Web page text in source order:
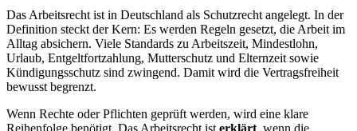
Das Arbeitsrecht ist in Deutschland als Schutzrecht angelegt. In der
Definition steckt der Kern: Es werden Regeln gesetzt, die Arbeit im
Alltag absichern. Viele Standards zu Arbeitszeit, Mindestlohn,
Urlaub, Entgeltfortzahlung, Mutterschutz und Elternzeit sowie
Kündigungsschutz sind zwingend. Damit wird die Vertragsfreiheit
bewusst begrenzt.
Wenn Rechte oder Pflichten geprüft werden, wird eine klare